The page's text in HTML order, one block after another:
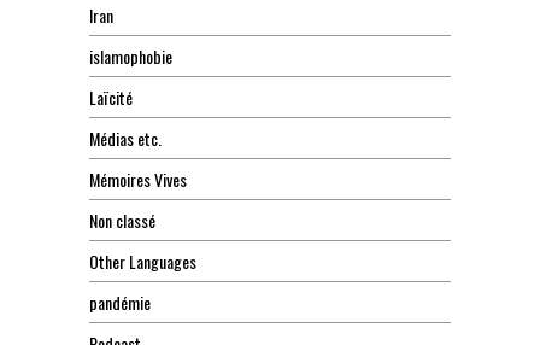
Iran
islamophobie
Laïcité
Médias etc.
Mémoires Vives
Non classé
Other Languages
pandémie